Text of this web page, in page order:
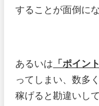
することが面倒に
あるいは 「ポイン
ってしまい、数多
稼げると勘違いし